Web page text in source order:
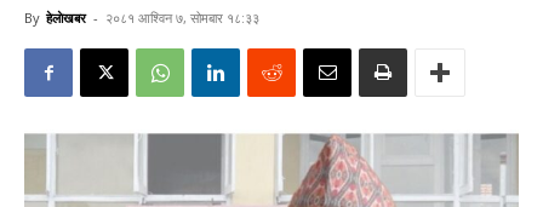
By हेलाेखबर - २०८१ आश्विन ७, सोमबार १८:३३